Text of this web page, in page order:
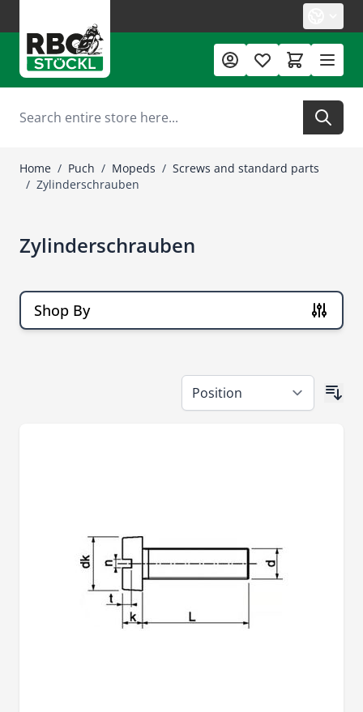
Search
Home / Puch / Mopeds / Screws and standard parts
/ Zylinderschrauben
Zylinderschrauben
Shop By